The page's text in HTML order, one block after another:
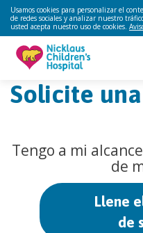
Usamos cookies para personalizar el
de redes sociales y analizar nuestro
usted acepta nuestro uso de cookies.
Solicite
Tengo a mi
de
Llene
de